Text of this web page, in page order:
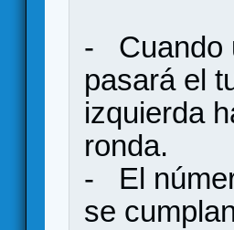
- Cuando
pasará el
izquierda
ronda.
- El
se